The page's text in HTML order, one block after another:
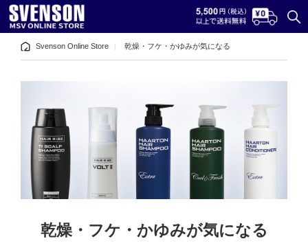
Svenson Online Store 乾燥・フケ・かゆみが気になる
乾燥・フケ・かゆみが気になる